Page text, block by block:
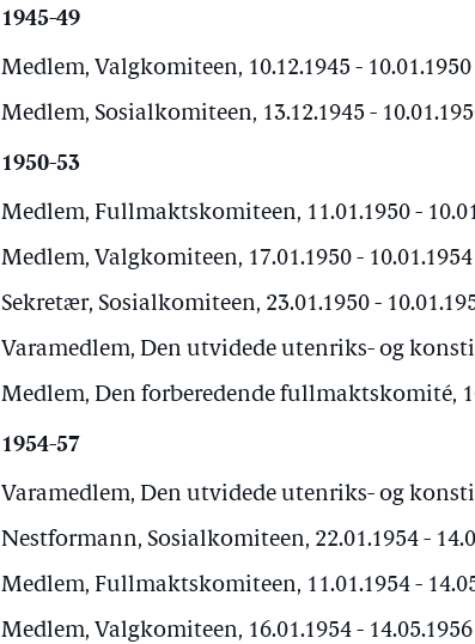
1945-49
Medlem, Valgkomiteen, 10.12.1945 - 10.01.1950
Medlem, Sosialkomiteen, 13.12.1945 -
1950-53
Medlem, Fullmaktskomiteen, 11.01.1950 -
Medlem, Valgkomiteen, 17.01.1950 - 10.01.1954
Sekretær, Sosialkomiteen, 23.01.1950 -
Varamedlem, Den utvidede utenriks- og
Medlem, Den forberedende fullmaktskomité,
1954-57
Varamedlem, Den utvidede utenriks- og
Nestformann, Sosialkomiteen, 22.01.1954 -
Medlem, Fullmaktskomiteen, 11.01.1954 -
Medlem, Valgkomiteen, 16.01.1954 - 14.05.1956